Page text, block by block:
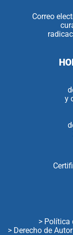
Correo
y
> Política
> Derecho de